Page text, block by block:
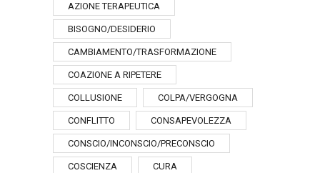
AZIONE TERAPEUTICA
BISOGNO/DESIDERIO
CAMBIAMENTO/TRASFORMAZIONE
COAZIONE A RIPETERE
COLLUSIONE COLPA/VERGOGNA
CONFLITTO CONSAPEVOLEZZA
CONSCIO/INCONSCIO/PRECONSCIO
COSCIENZA CURA